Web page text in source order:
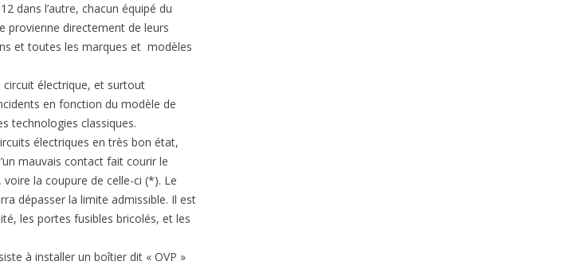
dans l’autre, chacun équipé du
provienne directement de leurs
et toutes les marques et modèles
électrique, et surtout
en fonction du modèle de
technologies classiques.
électriques en très bon état,
mauvais contact fait courir le
la coupure de celle-ci (*). Le
dépasser la limite admissible. Il est
les portes fusibles bricolés, et les
à installer un boîtier dit « OVP »